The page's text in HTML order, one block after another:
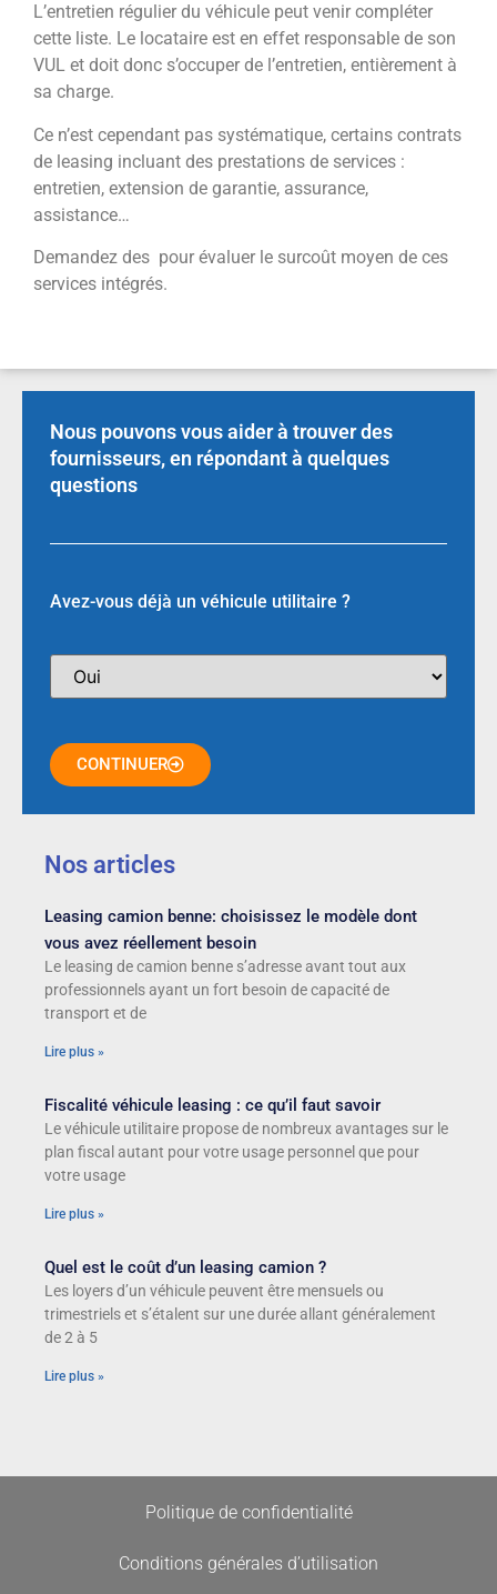
L’entretien régulier du véhicule peut venir compléter
cette liste. Le locataire est en effet responsable de son
VUL et doit donc s’occuper de l’entretien, entièrement à
sa charge.
Ce n’est cependant pas systématique, certains contrats
de leasing incluant des prestations de services :
entretien, extension de garantie, assurance,
assistance…
Demandez des pour évaluer le surcoût moyen de ces
services intégrés.
Nous pouvons vous aider à trouver des
fournisseurs, en répondant à quelques
questions
Avez-vous déjà un véhicule utilitaire ?
CONTINUER
Nos articles
Leasing camion benne: choisissez le modèle dont
vous avez réellement besoin
Le leasing de camion benne s’adresse avant tout aux
professionnels ayant un fort besoin de capacité de
transport et de
Lire plus »
Fiscalité véhicule leasing : ce qu’il faut savoir
Le véhicule utilitaire propose de nombreux avantages sur le
plan fiscal autant pour votre usage personnel que pour
votre usage
Lire plus »
Quel est le coût d’un leasing camion ?
Les loyers d’un véhicule peuvent être mensuels ou
trimestriels et s’étalent sur une durée allant généralement
de 2 à 5
Lire plus »
Politique de confidentialité
Conditions générales d’utilisation